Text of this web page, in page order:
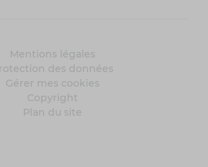
Mentions légales
des données
Gérer mes cookies
Copyright
Plan du site